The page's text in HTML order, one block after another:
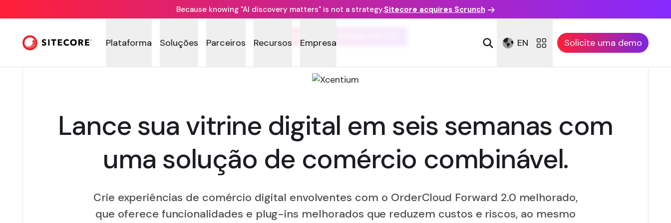
Because knowing "AI discovery matters" is not a strategy.Sitecore acquires Scrunch
Plataforma Soluções Parceiros Recursos Empresa EN Solicite uma demo
Lance sua vitrine digital em seis semanas com
uma solução de comércio combinável.
Crie experiências de comércio digital envolventes com o OrderCloud Forward 2.0 melhorado,
que oferece funcionalidades e plug-ins melhorados que reduzem custos e riscos, ao mesmo